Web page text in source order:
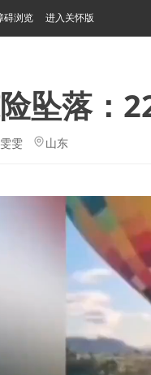
碍浏览 进入关怀版
坠落：
雯 山东